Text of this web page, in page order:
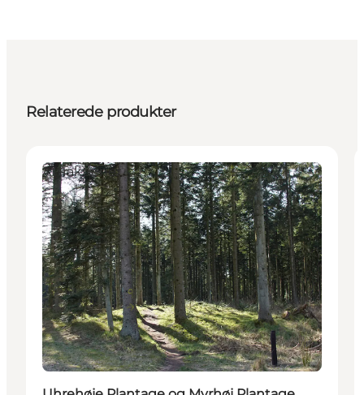
Relaterede produkter
Attraktioner